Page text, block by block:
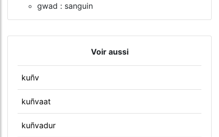
gwad : sanguin
Voir aussi
kuñv
kuñvaat
kuñvadur